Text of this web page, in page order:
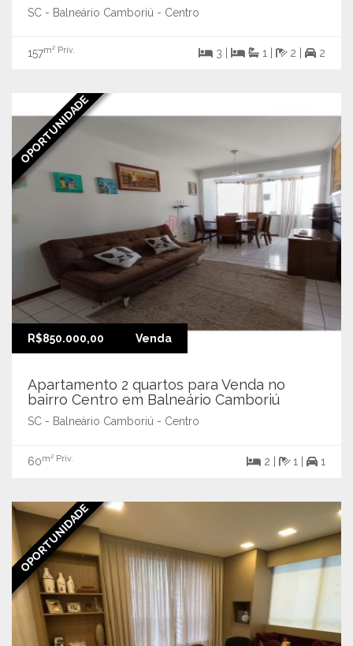
SC - Balneário Camboriú - Centro
157m² Priv. 3 | 1 | 2 | 2
OPORTUNIDADE
R$850.000,00 Venda
Apartamento 2 quartos para Venda no
bairro Centro em Balneário Camboriú
SC - Balneário Camboriú - Centro
60m² Priv. 2 | 1 | 1
OPORTUNIDADE